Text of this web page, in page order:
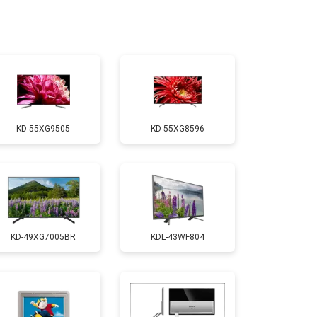
2600 ₽ Заказать
3500 ₽ Заказать
5200 ₽ Заказать
3100 ₽ Заказать
3700 ₽ Заказать
KD-55XG9505 KD-55XG8596
KD-49XG7005BR KDL-43WF804